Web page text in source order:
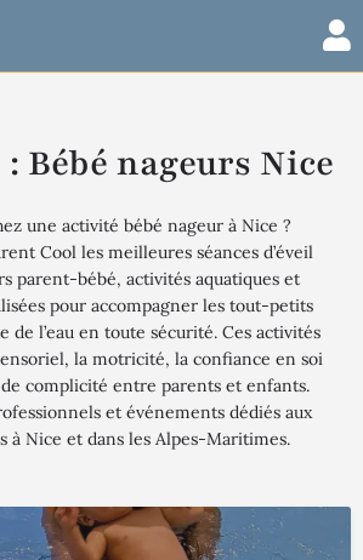
Bébé nageurs Nice
une activité bébé nageur à Nice ?
Cool les meilleures séances d’éveil
parent-bébé, activités aquatiques et
pour accompagner les tout-petits
de l’eau en toute sécurité. Ces activités
la motricité, la confiance en soi
complicité entre parents et enfants.
et événements dédiés aux
à Nice et dans les Alpes-Maritimes.